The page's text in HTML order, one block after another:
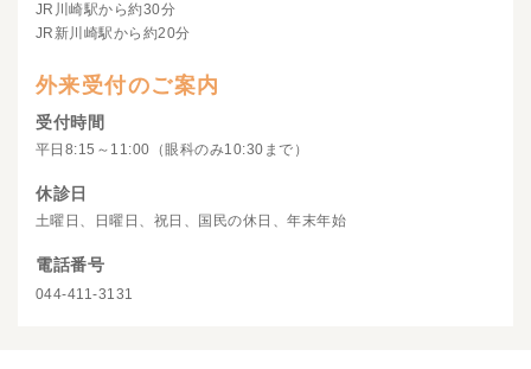
JR川崎駅から約30分
JR新川崎駅から約20分
外来受付のご案内
受付時間
平日8:15～11:00（眼科のみ10:30まで）
休診日
土曜日、日曜日、祝日、国民の休日、年末年始
電話番号
044-411-3131